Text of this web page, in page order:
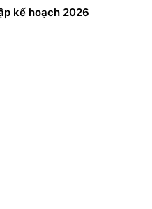
kế hoạch 2026